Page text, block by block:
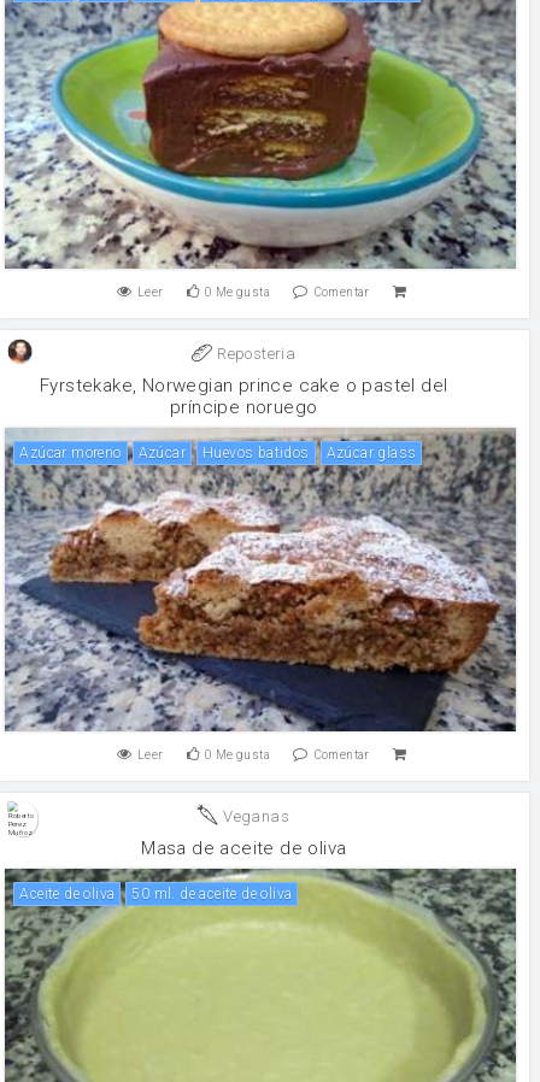
Leer 0 Me gusta Comentar
Reposteria
Fyrstekake, Norwegian prince cake o pastel del
príncipe noruego
Azúcar moreno Azúcar Huevos batidos Azúcar glass
Leer 0 Me gusta Comentar
Veganas
Masa de aceite de oliva
aceite de oliva 50 ml. de aceite de oliva